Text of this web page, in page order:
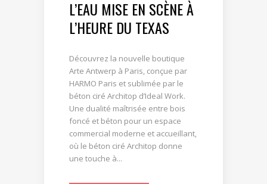
L’EAU MISE EN SCÈNE À
L’HEURE DU TEXAS
Découvrez la nouvelle boutique
Arte Antwerp à Paris, conçue par
HARMO Paris et sublimée par le
béton ciré Architop d’Ideal Work.
Une dualité maîtrisée entre bois
foncé et béton pour un espace
commercial moderne et accueillant,
où le béton ciré Architop donne
une touche à...